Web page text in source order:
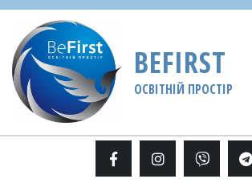
BEFIRST
ОСВІТНІЙ ПРОСТІР